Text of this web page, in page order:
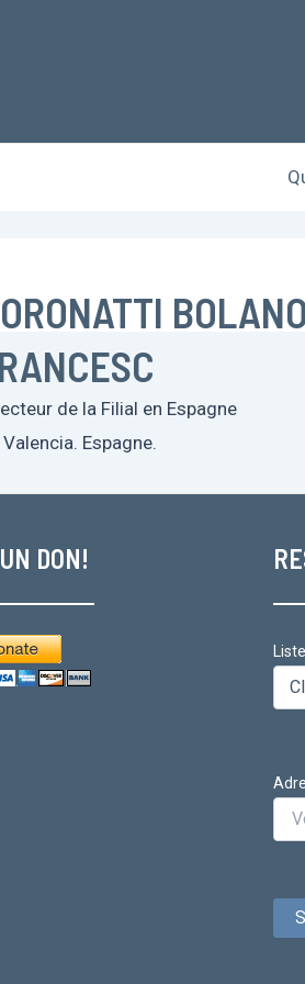
de la Filial en Espagne
Valencia. Espagne.
DON!